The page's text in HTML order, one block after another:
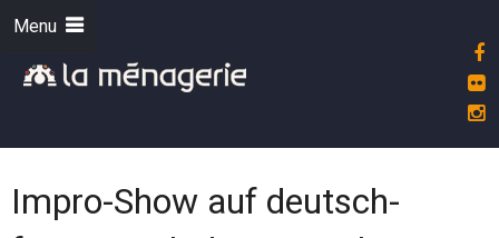
Menu
Impro-Show auf deutsch-